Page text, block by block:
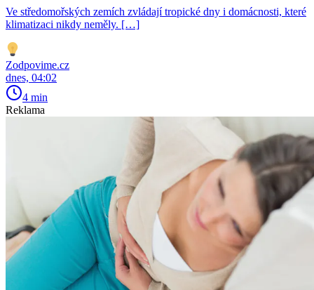
Ve středomořských zemích zvládají tropické dny i domácnosti, které
klimatizaci nikdy neměly. […]
Zodpovime.cz
dnes, 04:02
4 min
Reklama